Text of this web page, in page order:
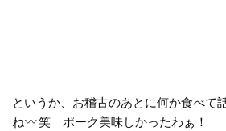
というか、お稽古のあとに何か食べて
ね
笑 ポーク美味しかったわぁ！